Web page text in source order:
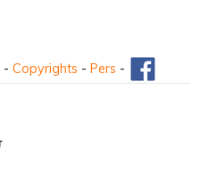
- Copyrights - Pers -